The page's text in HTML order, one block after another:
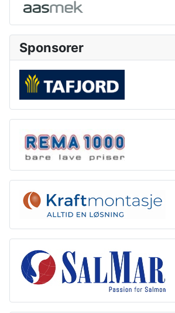
Sponsorer